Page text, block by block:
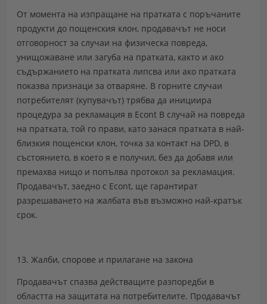
От момента на изпращане на пратката с поръчаните
продукти до пощенския клон, продавачът не носи
отговорност за случаи на физическа повреда,
унищожаване или загуба на пратката, както и ако
съдържанието на пратката липсва или ако пратката
показва признаци за отваряне. В горните случаи
потребителят (купувачът) трябва да инициира
процедура за рекламация в Econt В случай на повреда
на пратката, той го прави, като занася пратката в най-
близкия пощенски клон, точка за контакт на DPD, в
състоянието, в което я е получил, без да добавя или
премахва нищо и попълва протокол за рекламация.
Продавачът, заедно с Econt, ще гарантират
разрешаването на жалбата във възможно най-кратък
срок.
13. Жалби, спорове и прилагане на закона
Продавачът спазва действащите разпоредби в
областта на защитата на потребителите. Продавачът